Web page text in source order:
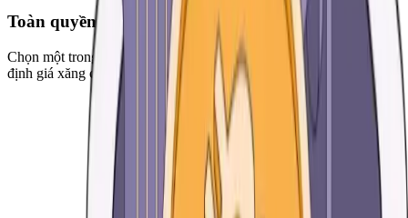
Toàn quyền kiểm soát các khoản phí của bạn
Chọn một trong ba cài đặt sẵn đã được tối ưu hóa hoặc tự quyết
định giá xăng của bạn.